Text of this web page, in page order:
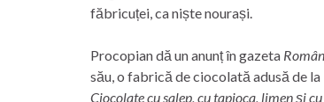
făbricuței, ca niște nourași.
Procopian dă un anunț în gazeta
său, o fabrică de ciocolată adusă de
Ciocolate cu salep, cu tapioca, limen și